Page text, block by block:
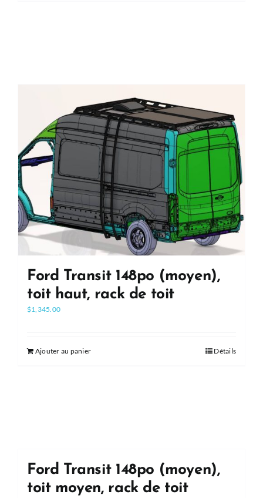
Ford Transit 148po (moyen),
toit haut, rack de toit
$1,345.00
Ajouter au panier Détails
Ford Transit 148po (moyen),
toit moyen, rack de toit